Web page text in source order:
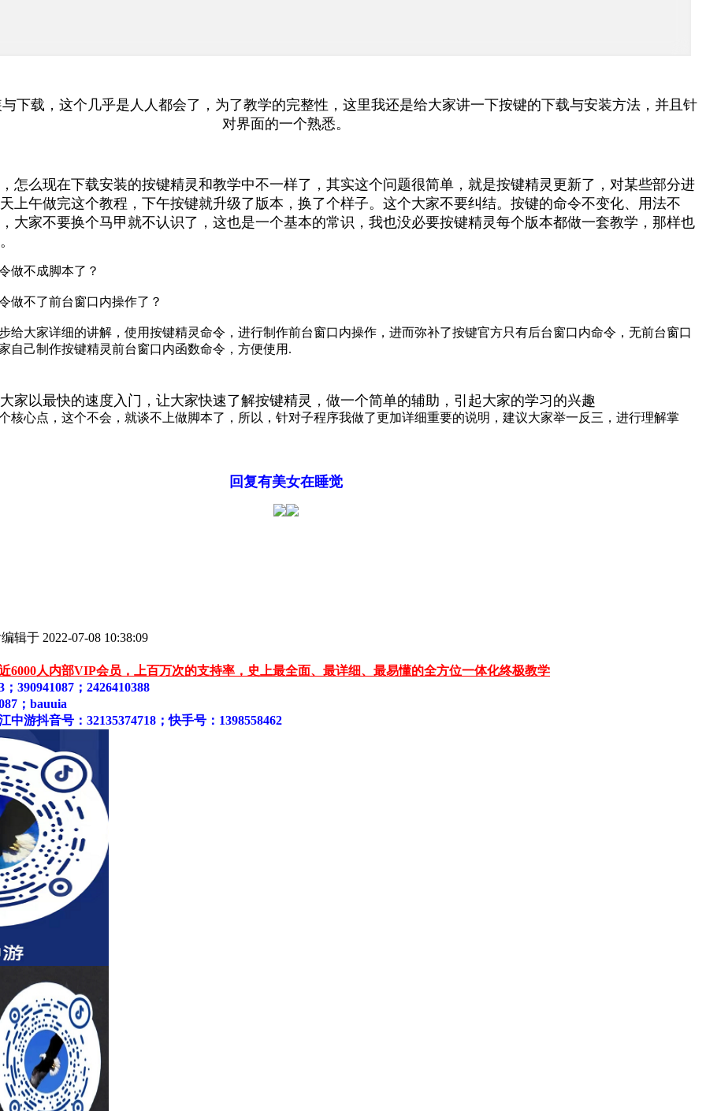
下载，这个几乎是人人都会了，为了教学的完整性，这里我还是给大家讲一下按键的下载与安装方法，并且针
对界面的一个熟悉。
怎么现在下载安装的按键精灵和教学中不一样了，其实这个问题很简单，就是按键精灵更新了，对某些部分进
上午做完这个教程，下午按键就升级了版本，换了个样子。这个大家不要纠结。按键的命令不变化、用法不
大家不要换个马甲就不认识了，这也是一个基本的常识，我也没必要按键精灵每个版本都做一套教学，那样也
做不成脚本了？
做不了前台窗口内操作了？
给大家详细的讲解，使用按键精灵命令，进行制作前台窗口内操作，进而弥补了按键官方只有后台窗口内命令，无前台窗口
自己制作按键精灵前台窗口内函数命令，方便使用 .
家以最快的速度入门，让大家快速了解按键精灵，做一个简单的辅助，引起大家的学习的兴趣
核心点，这个不会，就谈不上做脚本了，所以，针对子程序我做了更加详细重要的说明，建议大家举一反三，进行理解掌
回复有美女在睡觉
辑于 2022-07-08 10:38:09
6000人内部VIP会员，上百万次的支持率，史上最全面、最详细、最易懂的全方位一体化终极教学
390941087；2426410388
；bauuia
中游抖音号：32135374718；快手号：1398558462